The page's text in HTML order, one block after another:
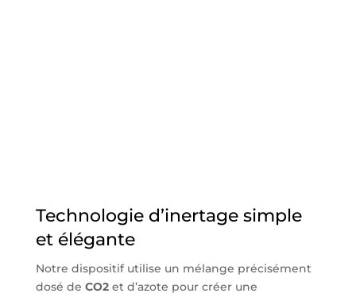
Technologie d’inertage simple
et élégante
Notre dispositif utilise un mélange précisément
dosé de CO2et d’azote pour créer une